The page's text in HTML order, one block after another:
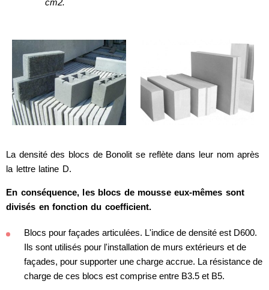
cm2.
La densité des blocs de Bonolit se reflète dans leur nom après
la lettre latine D.
En conséquence, les blocs de mousse eux-mêmes sont
divisés en fonction du coefficient.
Blocs pour façades articulées. L'indice de densité est D600.
Ils sont utilisés pour l'installation de murs extérieurs et de
façades, pour supporter une charge accrue. La résistance de
charge de ces blocs est comprise entre B3.5 et B5.